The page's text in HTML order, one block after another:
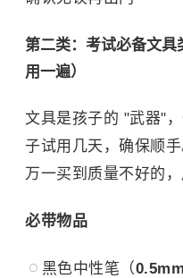
第二类：考试必备文
用一遍）
文具是孩子的 "武器"
子试用几天，确保顺
万一买到质量不好的，
必带物品
黑色中性笔（